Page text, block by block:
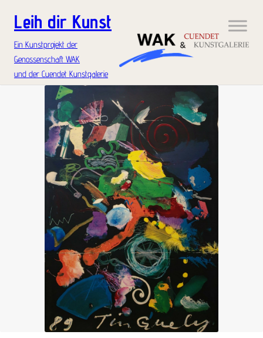
Leih dir Kunst
Ein Kunstprojekt der
Genossenschaft WAK
und der Cuendet Kunstgalerie